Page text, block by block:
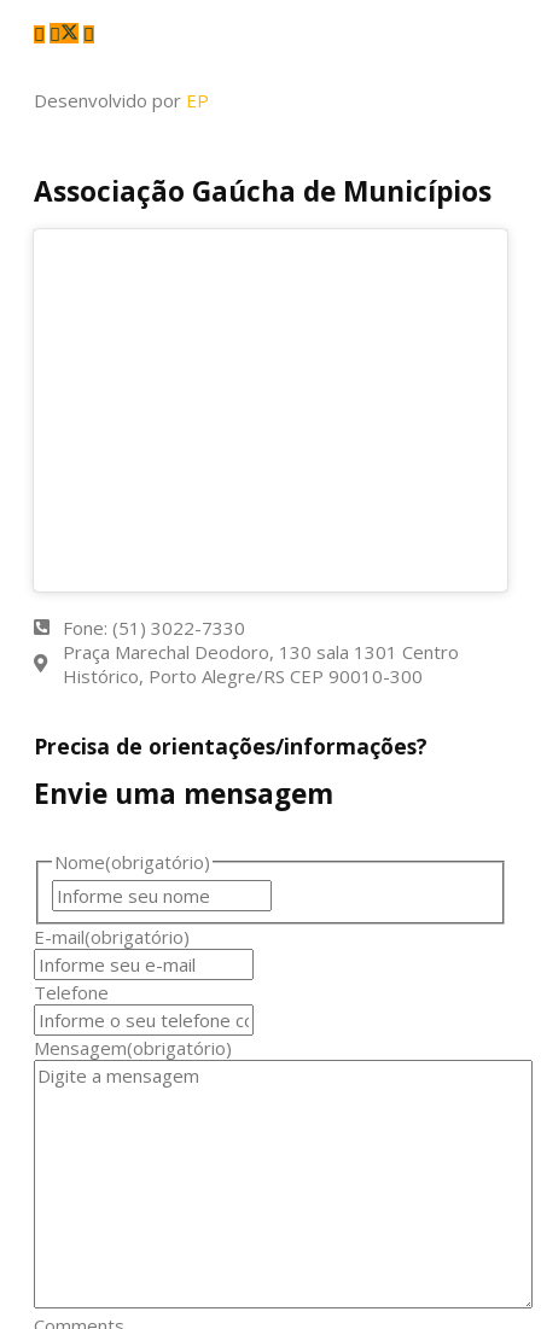
Desenvolvido por EP
Associação Gaúcha de Municípios
Fone: (51) 3022-7330
Praça Marechal Deodoro, 130 sala 1301 Centro
Histórico, Porto Alegre/RS CEP 90010-300
Precisa de orientações/informações?
Envie uma mensagem
Nome(obrigatório)
E-mail(obrigatório)
Telefone
Mensagem(obrigatório)